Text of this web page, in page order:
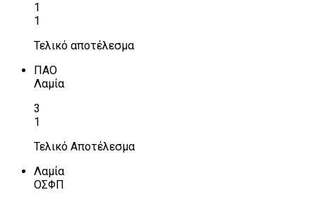
1
1
Τελικό αποτέλεσμα
ΠΑΟ
Λαμία
3
1
Τελικό Αποτέλεσμα
Λαμία
ΟΣΦΠ